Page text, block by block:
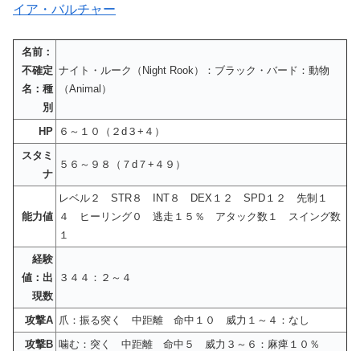
イア・バルチャー
名前：
不確定
名：種
別
ナイト・ルーク（Night Rook）：ブラック・バード：動物
（Animal）
HP
６～１０（２d３+４）
スタミ
ナ
５６～９８（７d７+４９）
能力値
レベル２ STR８ INT８ DEX１２ SPD１２ 先制１
４ ヒーリング０ 逃走１５％ アタック数１ スイング数
１
経験
値：出
現数
３４４：２～４
攻撃A 爪：振る突く 中距離 命中１０ 威力１～４：なし
攻撃B 噛む：突く 中距離 命中５ 威力３～６：麻痺１０％